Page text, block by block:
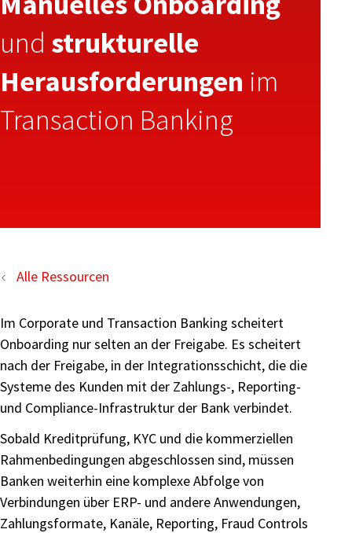
und strukturelle
Herausforderungen im
Transaction Banking
Alle Ressourcen
Im Corporate und Transaction Banking scheitert
Onboarding nur selten an der Freigabe. Es scheitert
nach der Freigabe, in der Integrationsschicht, die die
Systeme des Kunden mit der Zahlungs-, Reporting-
und Compliance-Infrastruktur der Bank verbindet.
Sobald Kreditprüfung, KYC und die kommerziellen
Rahmenbedingungen abgeschlossen sind, müssen
Banken weiterhin eine komplexe Abfolge von
Verbindungen über ERP- und andere Anwendungen,
Zahlungsformate, Kanäle, Reporting, Fraud Controls